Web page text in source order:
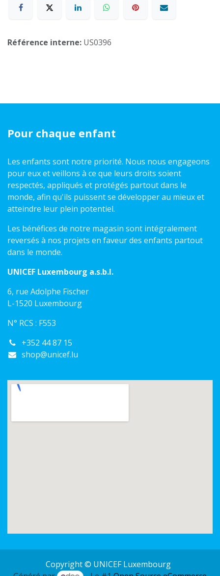
Référence interne: US0396
Pour chaque enfant
Les enfants sont notre priorité. Nous nous engageons
pour eux et veillons à ce que leurs droits soient
respectés, appliqués et protégés partout dans le
monde, afin qu'ils puissent se développer au mieux et
atteindre leur plein potentiel.
Les bénéfices de notre magasin sont intégralement
reversés à nos projets en faveur des enfants partout
dans le monde.
UNICEF Luxembourg a.s.b.l.
6, rue Adolphe Fischer
L-1520 Luxembourg
N° RCS : F553
+352 44 87 15
shop@unicef.lu
Copyright © UNICEF Luxembourg